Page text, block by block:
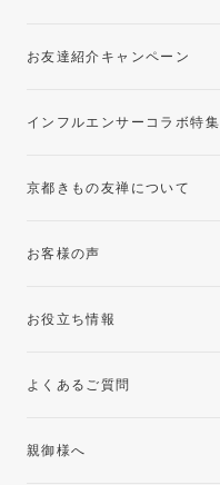
お友達紹介キャンペーン
インフルエンサーコラボ特集
京都きもの友禅について
お客様の声
お役立ち情報
よくあるご質問
親御様へ